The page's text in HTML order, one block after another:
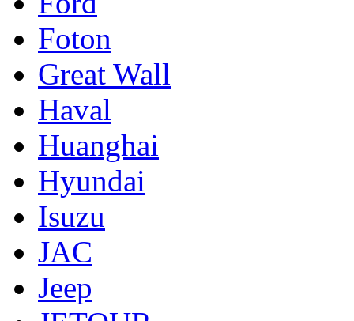
Foton
Great Wall
Haval
Huanghai
Hyundai
Isuzu
JAC
Jeep